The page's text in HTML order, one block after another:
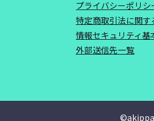
プライバシーポリシ
特定商取引法に関す
情報セキュリティ基
外部送信先一覧
©akippa